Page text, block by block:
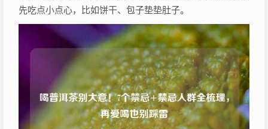
先吃点小点心，比如饼干、包子垫垫肚子。